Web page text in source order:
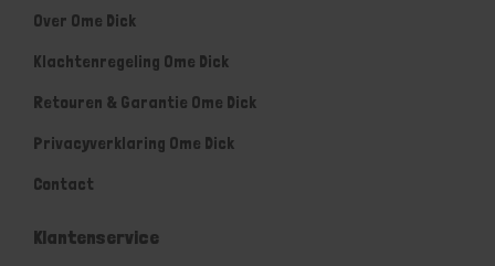
Over Ome Dick
Klachtenregeling Ome Dick
Retouren & Garantie Ome Dick
Privacyverklaring Ome Dick
Contact
Klantenservice